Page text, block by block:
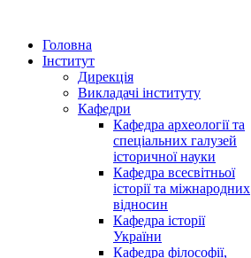
Головна
Інститут
Дирекція
Викладачі інституту
Кафедри
Кафедра археології та
спеціальних галузей
історичної науки
Кафедра всесвітньої
історії та міжнародних
відносин
Кафедра історії
України
Кафедра філософії,